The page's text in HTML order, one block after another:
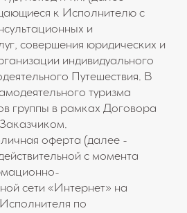
к Исполнителю с
и
совершения юридических и
индивидуального
Путешествия. В
туризма
группы в рамках Договора
оферта (далее -
с момента
сети «Интернет» на
по